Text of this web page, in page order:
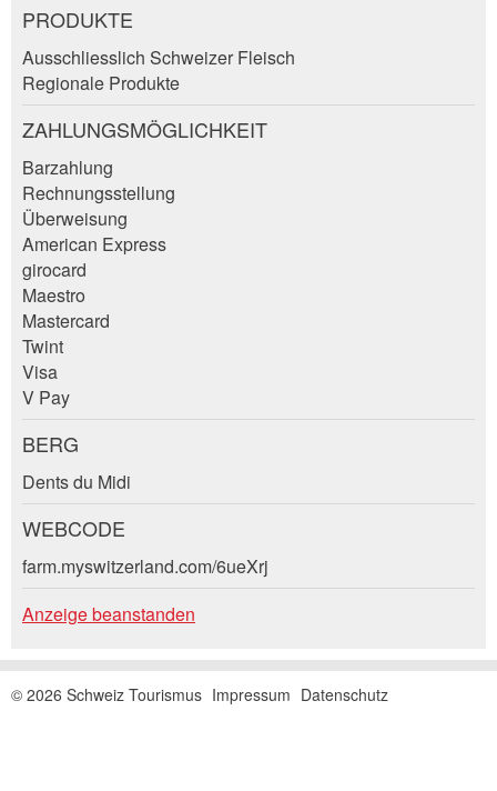
Adresse
* Eingabe erforderlich
Zur Qualitätssicherung wird eine Kopie der E-
Mail an guidle und Agrotourismus Schweiz
übermittelt.
PRODUKTE
Ausschliesslich Schweizer Fleisch
Regionale Produkte
ZAHLUNGSMÖGLICHKEIT
Barzahlung
Rechnungsstellung
Überweisung
American Express
girocard
Maestro
Mastercard
Twint
Visa
V Pay
BERG
Dents du Midi
WEBCODE
farm.myswitzerland.com/6ueXrj
Anzeige beanstanden
© 2026 Schweiz Tourismus Impressum Datenschutz